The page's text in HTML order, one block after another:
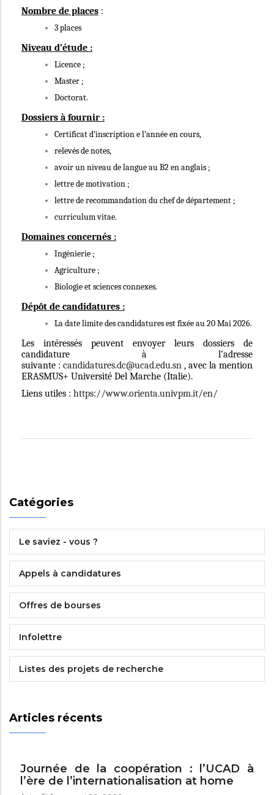
Nombre de places :
3 places
Niveau d’étude :
Licence ;
Master ;
Doctorat.
Dossiers à fournir :
Certificat d’inscription e l’année en cours,
relevés de notes,
avoir un niveau de langue au B2 en anglais ;
lettre de motivation ;
lettre de recommandation du chef de département ;
curriculum vitae.
Domaines concernés :
Ingénierie ;
Agriculture ;
Biologie et sciences connexes.
Dépôt de candidatures :
La date limite des candidatures est fixée au 20 Mai 2026.
Les intéressés peuvent envoyer leurs dossiers de
candidature à l’adresse
suivante : candidatures.dc@ucad.edu.sn , avec la mention
ERASMUS+ Université Del Marche (Italie).
Liens utiles : https://www.orienta.univpm.it/en/
Catégories
Le saviez - vous ?
Appels à candidatures
Offres de bourses
Infolettre
Listes des projets de recherche
Articles récents
Journée de la coopération : l’UCAD à
l’ère de l’internationalisation at home